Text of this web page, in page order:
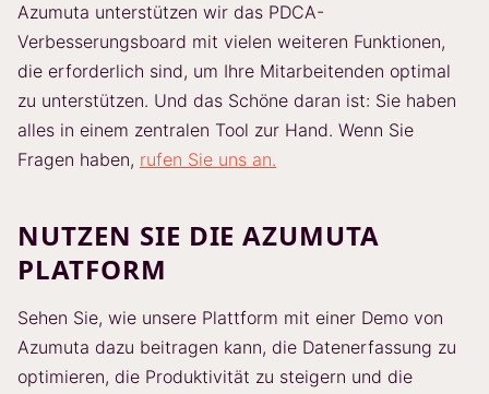
Azumuta unterstützen wir das PDCA-
Verbesserungsboard mit vielen weiteren Funktionen,
die erforderlich sind, um Ihre Mitarbeitenden optimal
zu unterstützen. Und das Schöne daran ist: Sie haben
alles in einem zentralen Tool zur Hand. Wenn Sie
Fragen haben, rufen Sie uns an.
NUTZEN SIE DIE AZUMUTA
PLATFORM
Sehen Sie, wie unsere Plattform mit einer Demo von
Azumuta dazu beitragen kann, die Datenerfassung zu
optimieren, die Produktivität zu steigern und die